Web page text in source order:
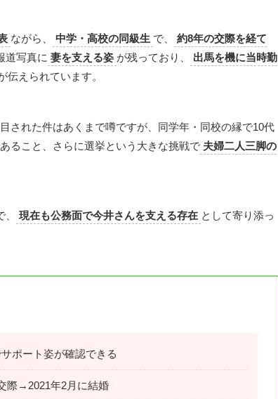
ながら、 中学・高校の同級生 で、
約8年の交際を経て
道写真に 妻を支える姿 が残っており、
出馬を機に当時勤
伝えられています。
された件はあくまで噂ですが、同学年・同校の縁で10代
ること、さらに選挙という大きな挑戦で 夫婦二人三脚の
現在も公務面で今井さんを支える存在 として寄り添っ
ポート姿が確認できる
際→2021年2月に結婚